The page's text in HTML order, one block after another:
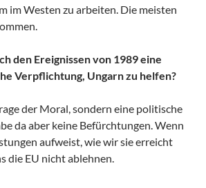
im Westen zu arbeiten. Die meisten
den Ereignissen von 1989 eine
Verpflichtung, Ungarn zu helfen?
der Moral, sondern eine politische
da aber keine Befürchtungen. Wenn
aufweist, wie wir sie erreicht
die EU nicht ablehnen.